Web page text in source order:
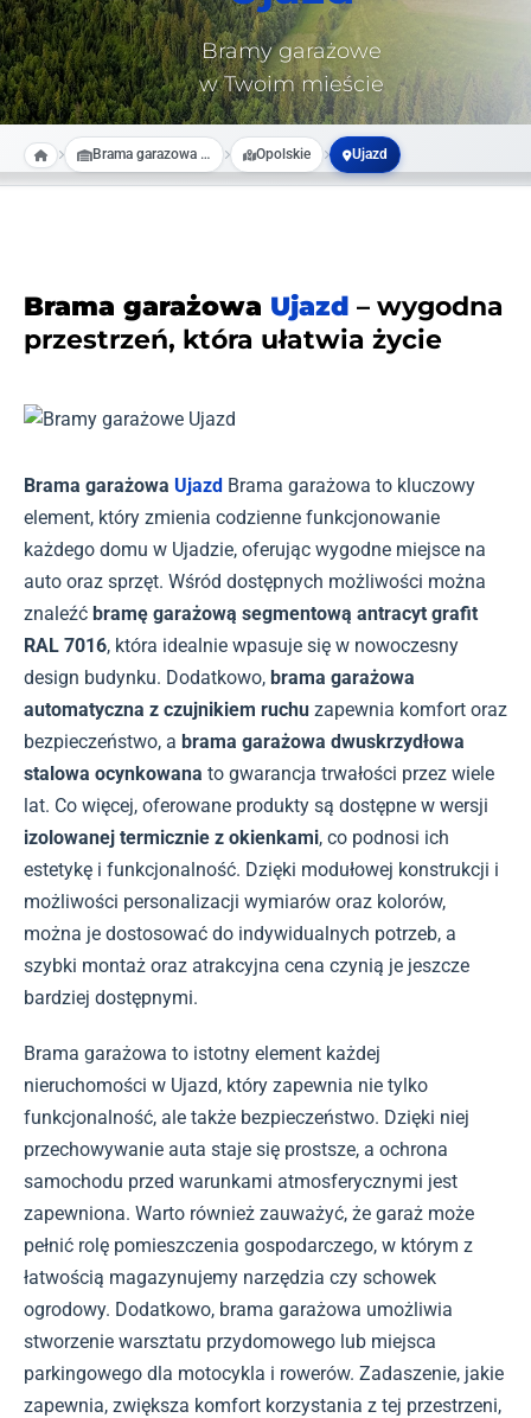
Bramy garażowe
w Twoim mieście
Brama garazowa na wymiar Opolskie Ujazd
Brama garażowa Ujazd – wygodna
przestrzeń, która ułatwia życie
Brama garażowa Ujazd Brama garażowa to kluczowy
element, który zmienia codzienne funkcjonowanie
każdego domu w Ujadzie, oferując wygodne miejsce na
auto oraz sprzęt. Wśród dostępnych możliwości można
znaleźć bramę garażową segmentową antracyt grafit
RAL 7016, która idealnie wpasuje się w nowoczesny
design budynku. Dodatkowo, brama garażowa
automatyczna z czujnikiem ruchu zapewnia komfort oraz
bezpieczeństwo, a brama garażowa dwuskrzydłowa
stalowa ocynkowana to gwarancja trwałości przez wiele
lat. Co więcej, oferowane produkty są dostępne w wersji
izolowanej termicznie z okienkami, co podnosi ich
estetykę i funkcjonalność. Dzięki modułowej konstrukcji i
możliwości personalizacji wymiarów oraz kolorów,
można je dostosować do indywidualnych potrzeb, a
szybki montaż oraz atrakcyjna cena czynią je jeszcze
bardziej dostępnymi.
Brama garażowa to istotny element każdej
nieruchomości w Ujazd, który zapewnia nie tylko
funkcjonalność, ale także bezpieczeństwo. Dzięki niej
przechowywanie auta staje się prostsze, a ochrona
samochodu przed warunkami atmosferycznymi jest
zapewniona. Warto również zauważyć, że garaż może
pełnić rolę pomieszczenia gospodarczego, w którym z
łatwością magazynujemy narzędzia czy schowek
ogrodowy. Dodatkowo, brama garażowa umożliwia
stworzenie warsztatu przydomowego lub miejsca
parkingowego dla motocykla i rowerów. Zadaszenie, jakie
zapewnia, zwiększa komfort korzystania z tej przestrzeni,